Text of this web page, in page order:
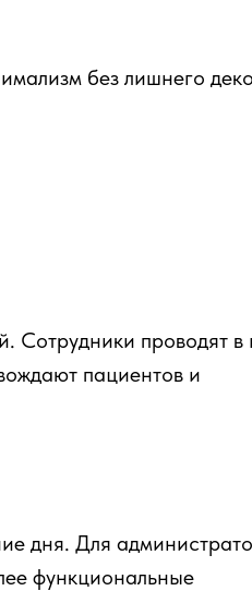
без лишнего
Сотрудники проводят в
пациентов и
дня. Для
функциональные